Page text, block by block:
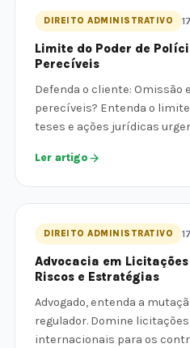
DIREITO ADMINISTRATIVO
Limite do Poder de
Perecíveis
Defenda o cliente: Omissão
perecíveis? Entenda o
teses e ações jurídicas
Ler artigo
DIREITO ADMINISTRATIVO
Advocacia em
Riscos e Estratégias
Advogado, entenda a
regulador. Domine
internacionais para os